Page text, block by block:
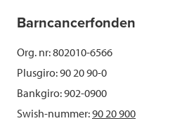
Barncancerfonden
Org. nr: 802010-6566
Plusgiro: 90 20 90-0
Bankgiro: 902-0900
Swish-nummer:90 20 900